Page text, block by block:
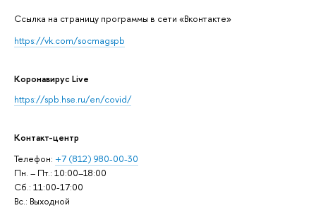
Cсылка на страницу программы в сети «Вконтакте»
https://vk.com/socmagspb
Коронавирус Live
https://spb.hse.ru/en/covid/
Контакт-центр
Телефон: +7 (812) 980-00-30
Пн. – Пт.: 10:00–18:00
Сб.: 11:00-17:00
Вс.: Выходной